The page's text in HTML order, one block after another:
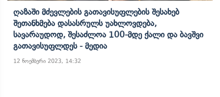
Ღაზაში Მძევლების Გათავისუფლების Შესახებ
Შეთანხმება Დასასრულს Უახლოვდება,
Სავარაუდოდ, Შესაძლოა 100-Მდე Ქალი Და Ბავშვი
Გათავისუფლდეს - Მედია
12 ნოემბერი 2023, 14:32